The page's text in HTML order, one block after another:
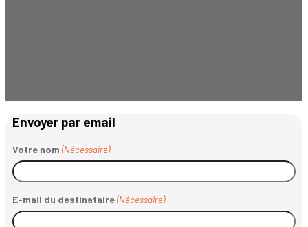
Envoyer par email
Votre nom (Nécessaire)
E-mail du destinataire (Nécessaire)